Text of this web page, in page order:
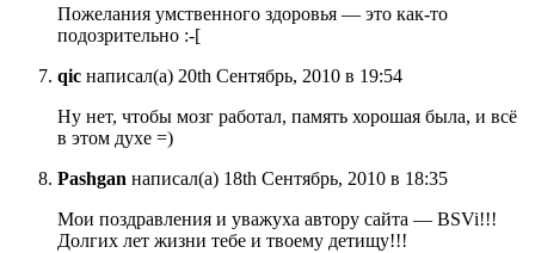
Пожелания умственного здоровья — это как-то
подозрительно :-[
qic написал(а) 20th Сентябрь, 2010 в 19:54
Ну нет, чтобы мозг работал, память хорошая была, и всё
в этом духе =)
Pashgan написал(а) 18th Сентябрь, 2010 в 18:35
Мои поздравления и уважуха автору сайта — BSVi!!!
Долгих лет жизни тебе и твоему детищу!!!